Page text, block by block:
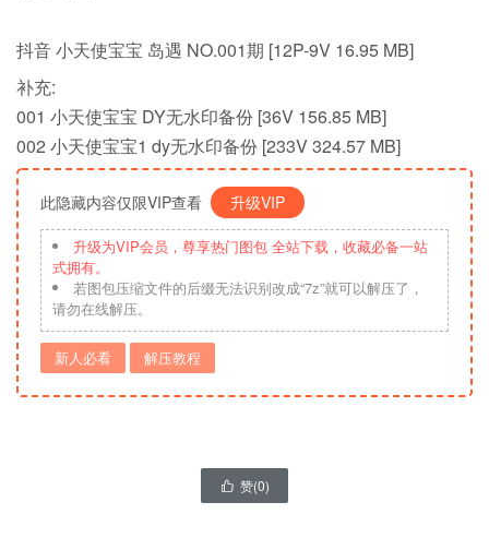
抖音 小天使宝宝 岛遇 NO.001期 [12P-9V 16.95 MB]
补充:
001 小天使宝宝 DY无水印备份 [36V 156.85 MB]
002 小天使宝宝1 dy无水印备份 [233V 324.57 MB]
此隐藏内容仅限VIP查看 升级VIP
升级为VIP会员，尊享热门图包 全站下载，收藏必备一站
式拥有。
若图包压缩文件的后缀无法识别改成“7z”就可以解压了，
请勿在线解压。
新人必看 解压教程
 赞(0)